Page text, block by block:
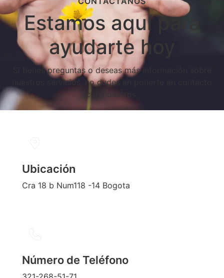
Estamos aquí para
ayudarte hoy
Si tienes preguntas o deseas más información sobre
nuestros servicios, no dudes en ponerte en contacto
con nosotros.
Ubicación
Cra 18 b Num118 -14 Bogota
Número de Teléfono